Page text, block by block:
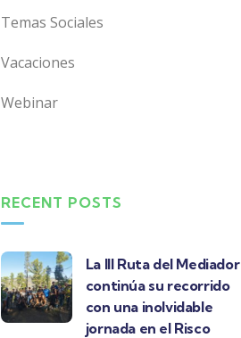
Temas Sociales
Vacaciones
Webinar
RECENT POSTS
La III Ruta del Mediador
continúa su recorrido
con una inolvidable
jornada en el Risco